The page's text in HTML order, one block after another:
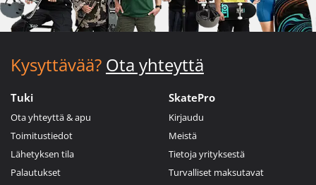
Kysyttävää? Ota yhteyttä
Tuki
Ota yhteyttä & apu
Toimitustiedot
Lähetyksen tila
Palautukset
SkatePro
Kirjaudu
Meistä
Tietoja yrityksestä
Turvalliset maksutavat